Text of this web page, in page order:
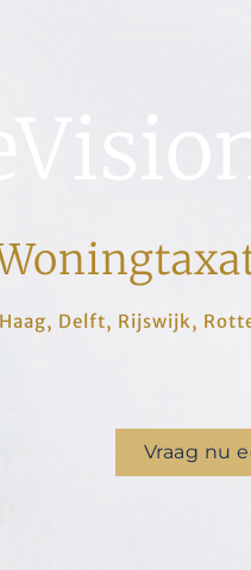
Delft, Rijswijk,
Vraag nu